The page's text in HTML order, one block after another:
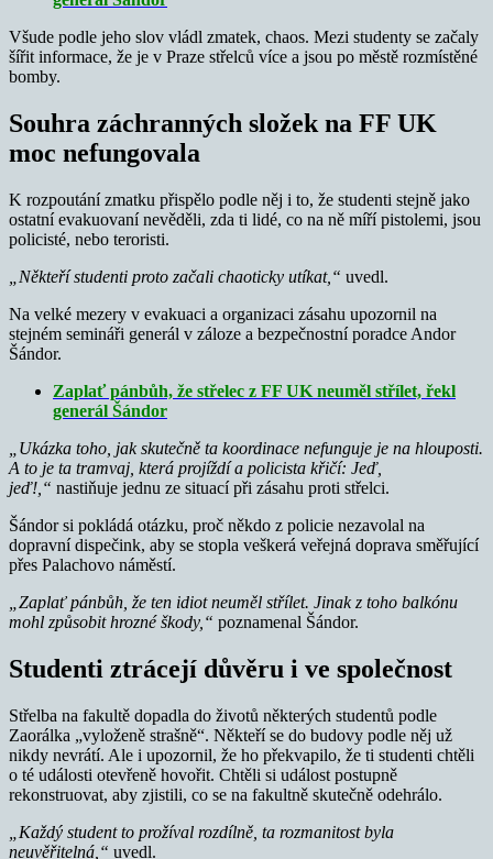
Všude podle jeho slov vládl zmatek, chaos. Mezi studenty se začaly
šířit informace, že je v Praze střelců více a jsou po městě rozmístěné
bomby.
Souhra záchranných složek na FF UK
moc nefungovala
K rozpoutání zmatku přispělo podle něj i to, že studenti stejně jako
ostatní evakuovaní nevěděli, zda ti lidé, co na ně míří pistolemi, jsou
policisté, nebo teroristi.
„Někteří studenti proto začali chaoticky utíkat,“ uvedl.
Na velké mezery v evakuaci a organizaci zásahu upozornil na
stejném semináři generál v záloze a bezpečnostní poradce Andor
Šándor.
Zaplať pánbůh, že střelec z FF UK neuměl střílet, řekl
generál Šándor
„Ukázka toho, jak skutečně ta koordinace nefunguje je na hlouposti.
A to je ta tramvaj, která projíždí a policista křičí: Jeď,
jeď!,“ nastiňuje jednu ze situací při zásahu proti střelci.
Šándor si pokládá otázku, proč někdo z policie nezavolal na
dopravní dispečink, aby se stopla veškerá veřejná doprava směřující
přes Palachovo náměstí.
„Zaplať pánbůh, že ten idiot neuměl střílet. Jinak z toho balkónu
mohl způsobit hrozné škody,“ poznamenal Šándor.
Studenti ztrácejí důvěru i ve společnost
Střelba na fakultě dopadla do životů některých studentů podle
Zaorálka „vyloženě strašně“. Někteří se do budovy podle něj už
nikdy nevrátí. Ale i upozornil, že ho překvapilo, že ti studenti chtěli
o té události otevřeně hovořit. Chtěli si událost postupně
rekonstruovat, aby zjistili, co se na fakultně skutečně odehrálo.
„Každý student to prožíval rozdílně, ta rozmanitost byla
neuvěřitelná,“ uvedl.